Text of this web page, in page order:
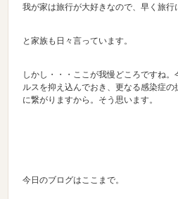
我が家は旅行が大好きなので、早く旅行
と家族も日々言っています。
しかし・・・ここが我慢どころですね
ルスを抑え込んでおき、更なる感染症
に繋がりますから。そう思います。
今日のブログはここまで。